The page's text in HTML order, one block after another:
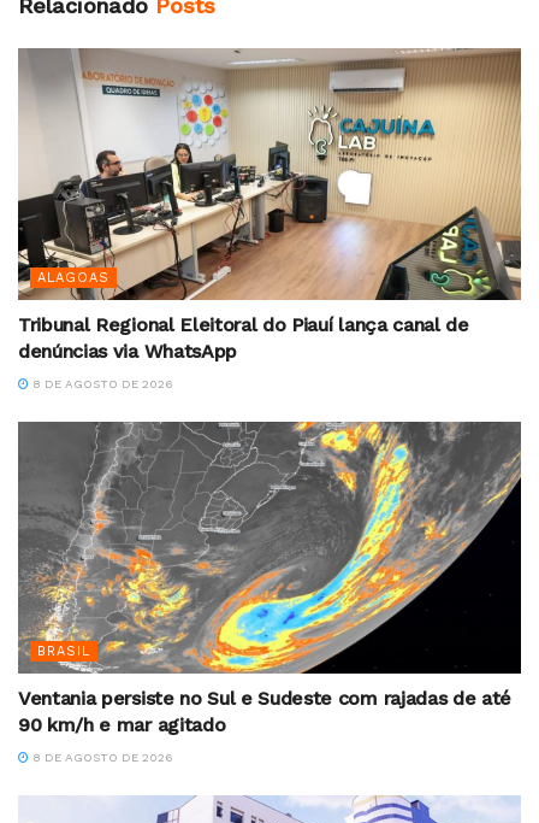
Relacionado Posts
ALAGOAS
Tribunal Regional Eleitoral do Piauí lança canal de
denúncias via WhatsApp
8 DE AGOSTO DE 2026
BRASIL
Ventania persiste no Sul e Sudeste com rajadas de até
90 km/h e mar agitado
8 DE AGOSTO DE 2026